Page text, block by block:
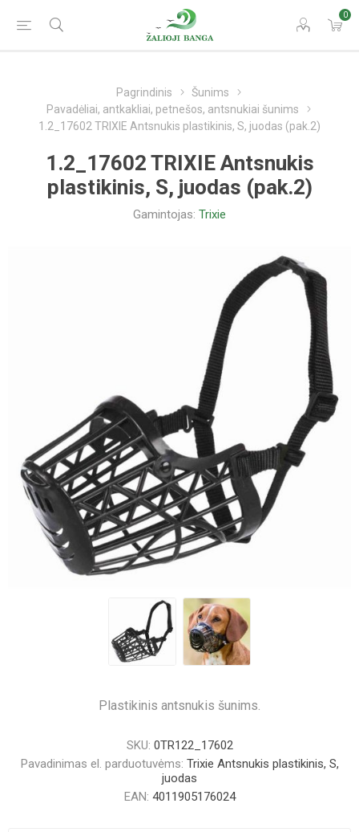
0
Pagrindinis
Šunims
Pavadėliai, antkakliai, petnešos, antsnukiai šunims
1.2_17602 TRIXIE Antsnukis plastikinis, S, juodas (pak.2)
1.2_17602 TRIXIE Antsnukis
plastikinis, S, juodas (pak.2)
Gamintojas: Trixie
Plastikinis antsnukis šunims.
SKU: 0TR122_17602
Pavadinimas el. parduotuvėms: Trixie Antsnukis plastikinis, S,
juodas
EAN: 4011905176024